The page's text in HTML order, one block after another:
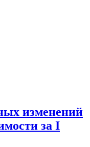
изменений
за I